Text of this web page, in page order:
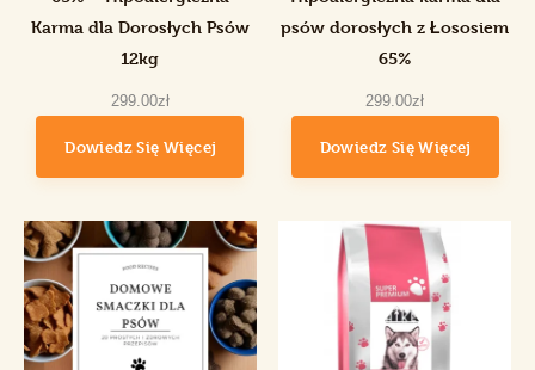
Karma dla Dorosłych Psów
12kg
299. 00zł
Dowiedz Się Więcej
psów dorosłych z Łososiem
65%
299 .00zł
Dowiedz Się Więcej